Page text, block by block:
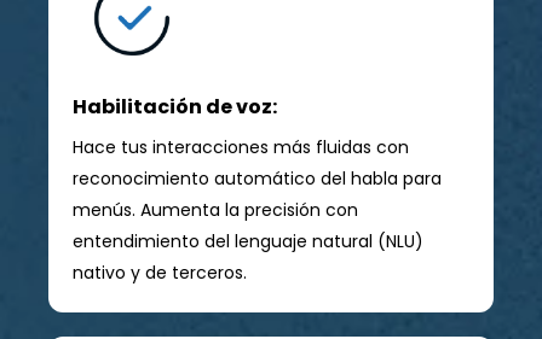
Habilitación de voz:
Hace tus interacciones más fluidas con
reconocimiento automático del habla para
menús. Aumenta la precisión con
entendimiento del lenguaje natural (NLU)
nativo y de terceros.